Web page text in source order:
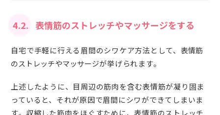
4.2. 表情筋のストレッチやマッサージをする
自宅で手軽に行える眉間のシワケア方法として、 表情筋
のストレッチやマッサージが挙げられます。
上述したように、目周辺の筋肉を含む表情筋が凝り固ま
っていると、それが原因で眉間にシワができてしまいま
す。収縮した筋肉をほぐすために、表情筋のストレッチ